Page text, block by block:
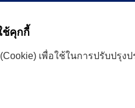
ช้คุกกี้
เพื่อใช้ในการปรับปรุ